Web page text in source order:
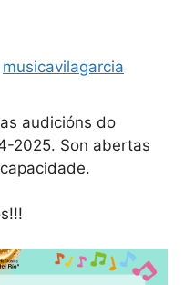
musicavilagarcia
audicións do
2025. Son abertas